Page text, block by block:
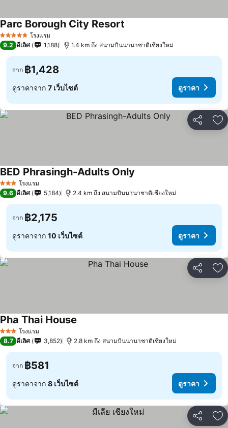
5 ดาว โรงแรม
Parc Borough City Resort
9.2 ดีเลิศ 1,188 1.4 km ถึง สนามบินนานาชาติเชียงใหม่
จาก ฿1,428
ดูราคาจาก 7 เว็บไซต์ ดูราคา
แชร์ เ
3 ดาว โรงแรม
BED Phrasingh-Adults Only
9.6 ดีเลิศ 5,184 2.4 km ถึง สนามบินนานาชาติเชียงใหม่
จาก ฿2,175
ดูราคาจาก 10 เว็บไซต์ ดูราคา
แชร์ เ
3 ดาว โรงแรม
Pha Thai House
8.7 ดีเลิศ 3,852 2.8 km ถึง สนามบินนานาชาติเชียงใหม่
จาก ฿581
ดูราคาจาก 8 เว็บไซต์ ดูราคา
แชร์ เ